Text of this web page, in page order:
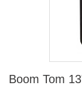
Boom Tom